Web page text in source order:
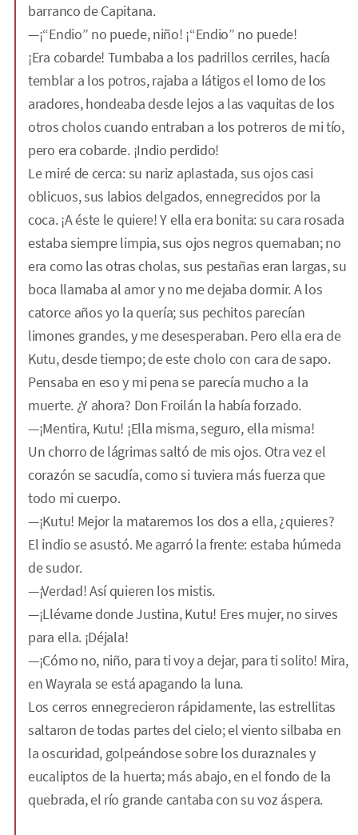
barranco de Capitana.
—¡“Endio” no puede, niño! ¡“Endio” no puede!
¡Era cobarde! Tumbaba a los padrillos cerriles, hacía
temblar a los potros, rajaba a látigos el lomo de los
aradores, hondeaba desde lejos a las vaquitas de los
otros cholos cuando entraban a los potreros de mi tío,
pero era cobarde. ¡Indio perdido!
Le miré de cerca: su nariz aplastada, sus ojos casi
oblicuos, sus labios delgados, ennegrecidos por la
coca. ¡A éste le quiere! Y ella era bonita: su cara rosada
estaba siempre limpia, sus ojos negros quemaban; no
era como las otras cholas, sus pestañas eran largas, su
boca llamaba al amor y no me dejaba dormir. A los
catorce años yo la quería; sus pechitos parecían
limones grandes, y me desesperaban. Pero ella era de
Kutu, desde tiempo; de este cholo con cara de sapo.
Pensaba en eso y mi pena se parecía mucho a la
muerte. ¿Y ahora? Don Froilán la había forzado.
—¡Mentira, Kutu! ¡Ella misma, seguro, ella misma!
Un chorro de lágrimas saltó de mis ojos. Otra vez el
corazón se sacudía, como si tuviera más fuerza que
todo mi cuerpo.
—¡Kutu! Mejor la mataremos los dos a ella, ¿quieres?
El indio se asustó. Me agarró la frente: estaba húmeda
de sudor.
—¡Verdad! Así quieren los mistis.
—¡Llévame donde Justina, Kutu! Eres mujer, no sirves
para ella. ¡Déjala!
—¡Cómo no, niño, para ti voy a dejar, para ti solito! Mira,
en Wayrala se está apagando la luna.
Los cerros ennegrecieron rápidamente, las estrellitas
saltaron de todas partes del cielo; el viento silbaba en
la oscuridad, golpeándose sobre los duraznales y
eucaliptos de la huerta; más abajo, en el fondo de la
quebrada, el río grande cantaba con su voz áspera.